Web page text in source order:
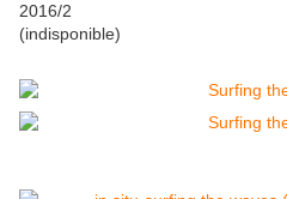
2016/2
(indisponible)